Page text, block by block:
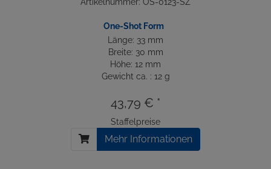
One-Shot Form
Länge: 33 mm
Breite: 30 mm
Höhe: 12 mm
Gewicht ca. : 12 g
43,79 € *
Staffelpreise
Mehr Informationen